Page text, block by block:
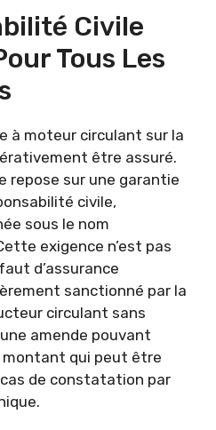
Civile
Tous Les
à moteur circulant sur la
être assuré.
repose sur une garantie
civile,
sous le nom
exigence n’est pas
d’assurance
sanctionné par la
circulant sans
amende pouvant
qui peut être
de constatation par